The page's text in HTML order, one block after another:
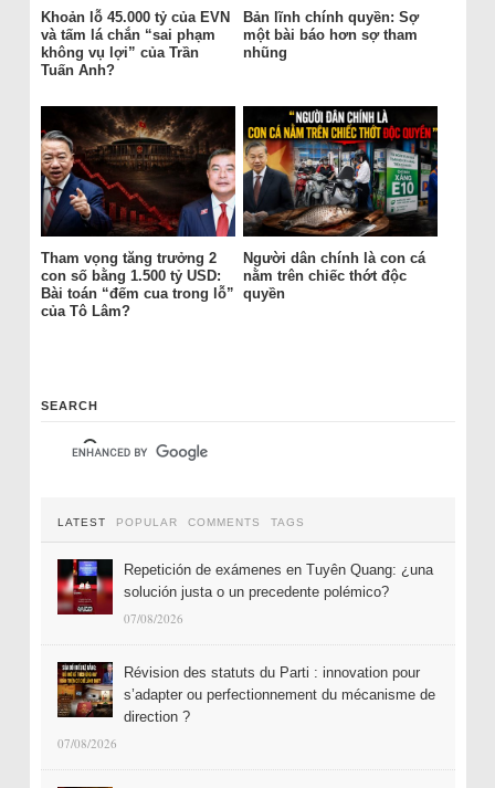
Khoản lỗ 45.000 tỷ của EVN
và tấm lá chắn “sai phạm
không vụ lợi” của Trần
Tuấn Anh?
Bản lĩnh chính quyền: Sợ
một bài báo hơn sợ tham
nhũng
Tham vọng tăng trưởng 2
con số bằng 1.500 tỷ USD:
Bài toán “đếm cua trong lỗ”
của Tô Lâm?
Người dân chính là con cá
nằm trên chiếc thớt độc
quyền
SEARCH
LATEST POPULAR COMMENTS TAGS
Repetición de exámenes en Tuyên Quang: ¿una
solución justa o un precedente polémico?
07/08/2026
Révision des statuts du Parti : innovation pour
s’adapter ou perfectionnement du mécanisme de
direction ?
07/08/2026